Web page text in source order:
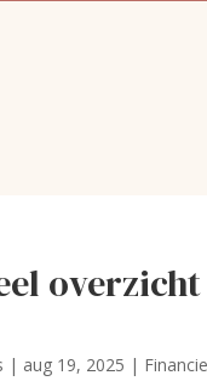
| aug 19, 2025 |